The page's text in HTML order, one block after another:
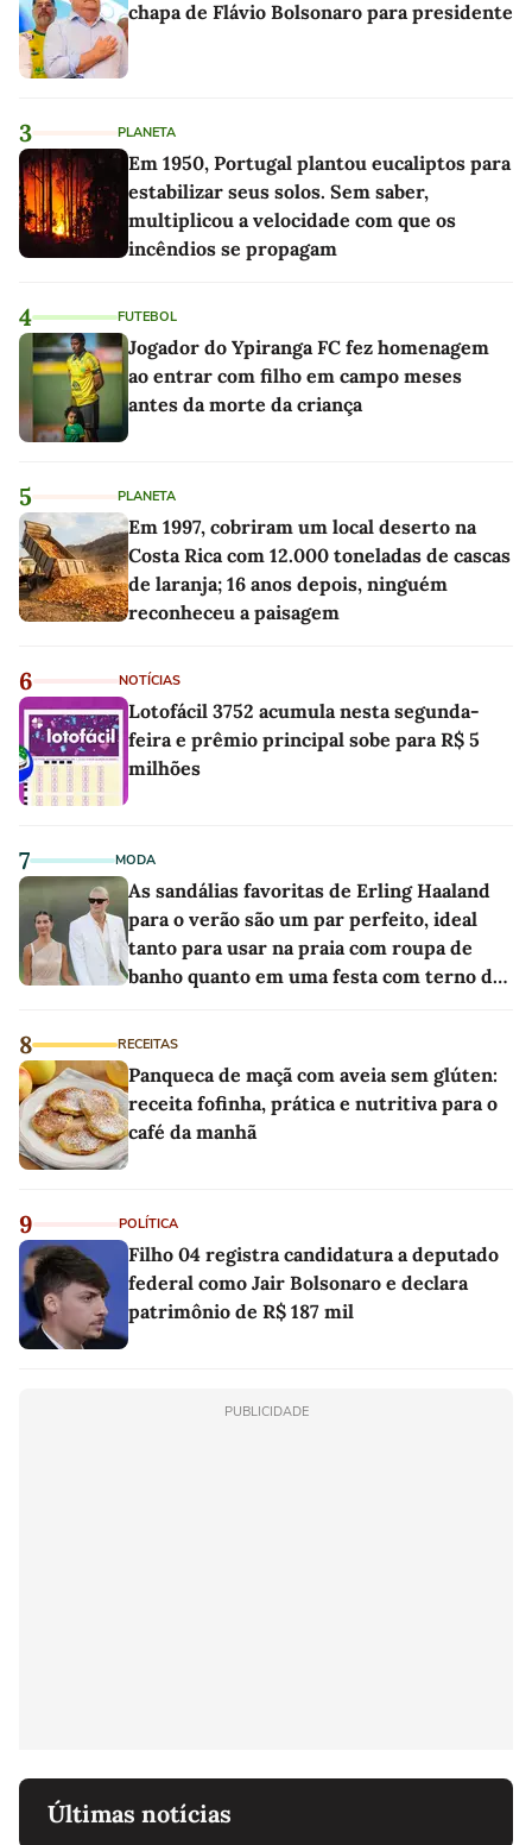
chapa de Flávio Bolsonaro para presidente
3 PLANETA
Em 1950, Portugal plantou eucaliptos para
estabilizar seus solos. Sem saber,
multiplicou a velocidade com que os
incêndios se propagam
4 FUTEBOL
Jogador do Ypiranga FC fez homenagem
ao entrar com filho em campo meses
antes da morte da criança
5 PLANETA
Em 1997, cobriram um local deserto na
Costa Rica com 12.000 toneladas de cascas
de laranja; 16 anos depois, ninguém
reconheceu a paisagem
6 NOTÍCIAS
Lotofácil 3752 acumula nesta segunda-
feira e prêmio principal sobe para R$ 5
milhões
7 MODA
As sandálias favoritas de Erling Haaland
para o verão são um par perfeito, ideal
tanto para usar na praia com roupa de
banho quanto em uma festa com terno de
8 RECEITAS
Panqueca de maçã com aveia sem glúten:
receita fofinha, prática e nutritiva para o
café da manhã
9 POLÍTICA
Filho 04 registra candidatura a deputado
federal como Jair Bolsonaro e declara
patrimônio de R$ 187 mil
PUBLICIDADE
Últimas notícias